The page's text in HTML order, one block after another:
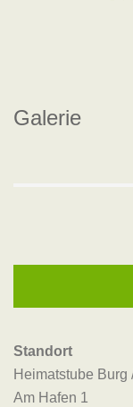
Galerie
Standort
Heimatstube
Am Hafen 1